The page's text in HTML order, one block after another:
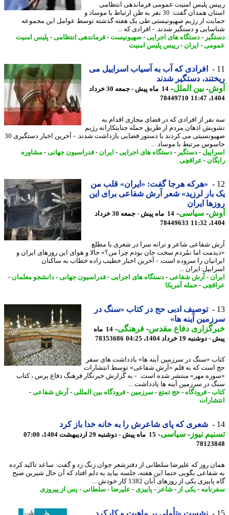
پلیس امنیت عمومی فرماندهی انتظامی
استان همدان گفت: 30 نفر به ظن ارتباط با موساد و
از رژیم صهیونیستی طی یک هفته گذشته توسط عوامل این مجموعه
و دستگیر شدند. - افرادی که ...
-دستگاه های اجرایی- صهیونیست-فرماندهی انتظامی-پلیس امنیت
-ایران - رییس پلیس امنیت
افرادی که آب به آسیاب اسراییل می
دستگیر شدند
-بین الملل-
14 ماه پیش - جمعه 30 خرداد
78449710
از افرادی که در فضای مجازی اقدام به
اذهان مردم از طریق حمله جنایتکارانه رژیم
صهیونسیتی می کردند با دستور قضایی بازداشت شدند. - آخرین اخبار دستگیری 30
مرتبط با موساد ...
-دستگیر-دستگاه های اجرایی- ایران - فدراسیون جهانی-مشاوره
-عراقچی
«هرکه هرجا گفت: «ایران» قلب من
بار لرزید» شعر آرش شفاعی برای این
ایران
-سیاسی-
14 ماه پیش - جمعه 30 خرداد
78449633
شفاعی شاعر و ترانه سرا در شعری با مطلع
اما نمُردم سخت جان بودم چرا من؟» حالا و هوای این روزهای ایران و
را سروده است. - آخرین اخبار خطیب زاده خطاب به ساکنان
...
- آرش شفاعی-دستگاه های اجرایی- فدراسیون جهانی-دانشجو معلمان-
-حمله آمریکا
توصیف ادبی حج در کتاب «سنگ در
آینه ها»
دفاع مقدس-فرهنگی-
14 ماه
19 خرداد 1404، 04:25
78353686
«سنگ در سرزمین آینه ها» یادداشت های سفر
که به قلم «آرش شفاعی» توسط انتشارات
مهر» منتشر شده است. - به گزارش خبرنگار فرهنگ دفاع پرس ، کتاب
در سرزمین آینه ها یادداشت ...
-فرودگاه-حج تمتع -سرزمین -فرودگاه بین المللی-آرش شفاعی-
شعری که پای شاعرش را به خانه خدا باز کرد
نیوز-سیاسی-15 ماه پیش - دوشنبه 29 اردیبهشت 1404، 07:00
روز که علیرضا سلطانی از دفترشعر جوان زنگ زد و گفت: ساعد تاکید کرده
بگویی حتما این هفته، جلسه بیاید به دلم افتاد که آن حال شیرین صبح
یکی از روزهای آبان 1382 کار خودش ...
-یکی از-شاعر-پاییزی- علیرضا-سلطانی-پس از پیروزی
نشست «تأملی بر ماهیت و کارکرد